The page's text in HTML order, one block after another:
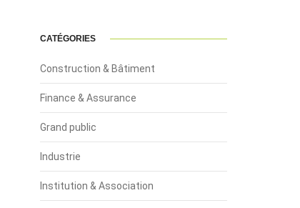
CATÉGORIES
Construction & Bâtiment
Finance & Assurance
Grand public
Industrie
Institution & Association